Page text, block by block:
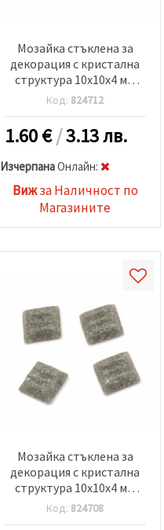
Мозайка стъклена за
декорация с кристална
структура 10x10x4 мм
цвят кралско синьо 100
грама ~ 153 броя
Код: 824712
1.60€/3.13 лв.
ИзчерпанаOнлайн:
Вижза Наличност по
Магазините
Мозайка стъклена за
декорация с кристална
структура 10x10x4 мм
цвят сив 100 грама ~ 153
броя
Код: 824708